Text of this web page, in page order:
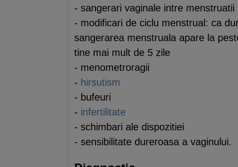
- sangerari vaginale intre menstruatii
- modificari de ciclu menstrual: ca
sangerarea menstruala apare la
tine mai mult de 5 zile
- menometroragii
- hirsutism
- bufeuri
- infertilitate
- schimbari ale dispozitiei
- sensibilitate dureroasa a vaginului.